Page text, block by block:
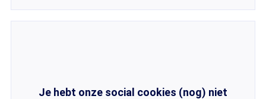
Je hebt onze social cookies (nog) niet